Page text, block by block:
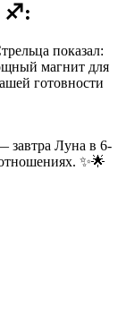
показал:
магнит для
готовности
завтра Луна в 6-
✨🌟